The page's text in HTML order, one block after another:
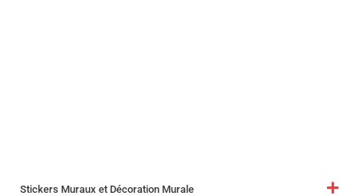
Stickers Muraux et Décoration Murale